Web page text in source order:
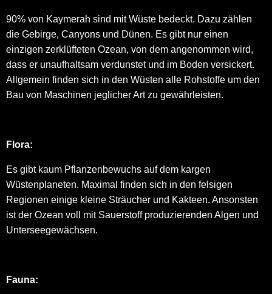
90% von Kaymerah sind mit Wüste bedeckt. Dazu zählen
die Gebirge, Canyons und Dünen. Es gibt nur einen
einzigen zerklüfteten Ozean, von dem angenommen wird,
dass er unaufhaltsam verdunstet und im Boden versickert.
Allgemein finden sich in den Wüsten alle Rohstoffe um den
Bau von Maschinen jeglicher Art zu gewährleisten.
Flora:
Es gibt kaum Pflanzenbewuchs auf dem kargen
Wüstenplaneten. Maximal finden sich in den felsigen
Regionen einige kleine Sträucher und Kakteen. Ansonsten
ist der Ozean voll mit Sauerstoff produzierenden Algen und
Unterseegewächsen.
Fauna: